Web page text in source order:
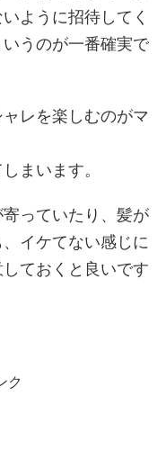
ように招待してく
うのが一番確実で
レを楽しむのがマ
まいます。
っていたり、髪が
イケてない感じに
ておくと良いです
ク